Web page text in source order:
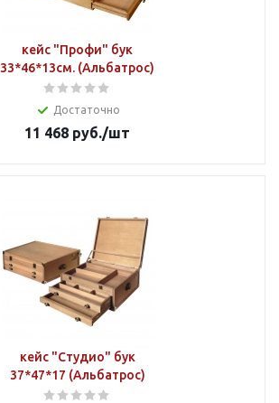
кейс "Профи" бук
33*46*13см. (Альбатрос)
Достаточно
11 468 руб./шт
кейс "Студио" бук
37*47*17 (Альбатрос)